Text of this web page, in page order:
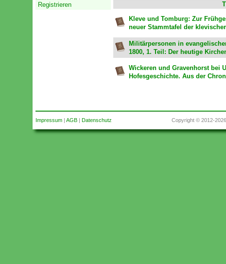
Registrieren
Kleve und Tomburg: Zur
neuer Stammtafel der
Militärpersonen in
1800, 1. Teil: Der heutige
Wickeren und Gravenhorst bei
Hofesgeschichte. Aus der
Impressum| AGB| Datenschutz Copyright © 2012-